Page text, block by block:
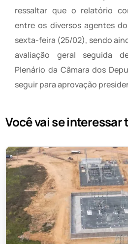
ressaltar que o relatório
entre os diversos agentes
sexta-feira (25/02), sendo
avaliação geral seguida
Plenário da Câmara dos
seguir para aprovação
Você vai se interessar